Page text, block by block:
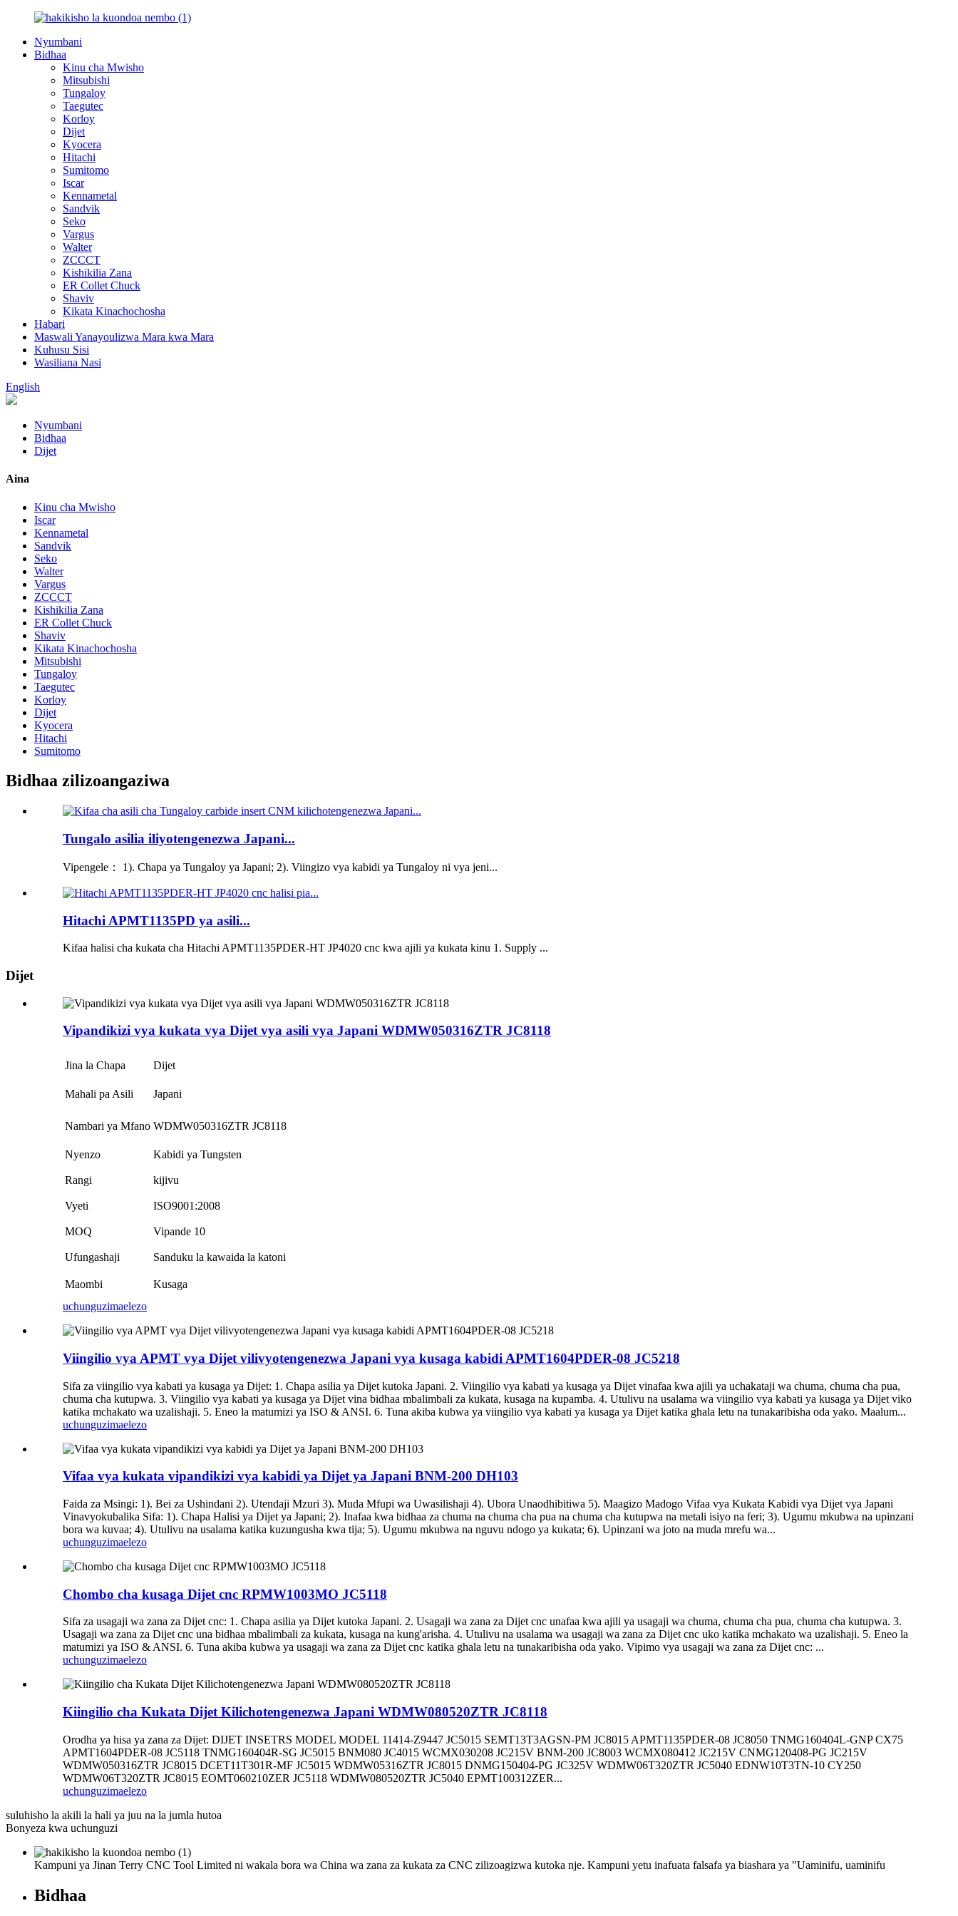
Nyumbani
Bidhaa
Kinu cha Mwisho
Mitsubishi
Tungaloy
Taegutec
Korloy
Dijet
Kyocera
Hitachi
Sumitomo
Iscar
Kennametal
Sandvik
Seko
Vargus
Walter
ZCCCT
Kishikilia Zana
ER Collet Chuck
Shaviv
Kikata Kinachochosha
Habari
Maswali Yanayoulizwa Mara kwa Mara
Kuhusu Sisi
Wasiliana Nasi
English
Nyumbani
Bidhaa
Dijet
Aina
Kinu cha Mwisho
Iscar
Kennametal
Sandvik
Seko
Walter
Vargus
ZCCCT
Kishikilia Zana
ER Collet Chuck
Shaviv
Kikata Kinachochosha
Mitsubishi
Tungaloy
Taegutec
Korloy
Dijet
Kyocera
Hitachi
Sumitomo
Bidhaa zilizoangaziwa
Tungalo asilia iliyotengenezwa Japani...
Vipengele： 1). Chapa ya Tungaloy ya Japani; 2). Viingizo vya kabidi ya Tungaloy ni vya jeni...
Hitachi APMT1135PD ya asili...
Kifaa halisi cha kukata cha Hitachi APMT1135PDER-HT JP4020 cnc kwa ajili ya kukata kinu 1. Supply ...
Dijet
Vipandikizi vya kukata vya Dijet vya asili vya Japani WDMW050316ZTR JC8118
Jina la Chapa Dijet
Mahali pa Asili Japani
Nambari ya Mfano WDMW050316ZTR JC8118
Nyenzo Kabidi ya Tungsten
Rangi kijivu
Vyeti ISO9001:2008
MOQ Vipande 10
Ufungashaji Sanduku la kawaida la katoni
Maombi
Kusaga
uchunguzimaelezo
Viingilio vya APMT vya Dijet vilivyotengenezwa Japani vya kusaga kabidi APMT1604PDER-08 JC5218
Sifa za viingilio vya kabati ya kusaga ya Dijet: 1. Chapa asilia ya Dijet kutoka Japani. 2. Viingilio vya kabati ya kusaga ya Dijet vinafaa kwa ajili ya uchakataji wa chuma, chuma cha pua,
chuma cha kutupwa. 3. Viingilio vya kabati ya kusaga ya Dijet vina bidhaa mbalimbali za kukata, kusaga na kupamba. 4. Utulivu na usalama wa viingilio vya kabati ya kusaga ya Dijet viko
katika mchakato wa uzalishaji. 5. Eneo la matumizi ya ISO & ANSI. 6. Tuna akiba kubwa ya viingilio vya kabati ya kusaga ya Dijet katika ghala letu na tunakaribisha oda yako. Maalum...
uchunguzimaelezo
Vifaa vya kukata vipandikizi vya kabidi ya Dijet ya Japani BNM-200 DH103
Faida za Msingi: 1). Bei za Ushindani 2). Utendaji Mzuri 3). Muda Mfupi wa Uwasilishaji 4). Ubora Unaodhibitiwa 5). Maagizo Madogo Vifaa vya Kukata Kabidi vya Dijet vya Japani
Vinavyokubalika Sifa: 1). Chapa Halisi ya Dijet ya Japani; 2). Inafaa kwa bidhaa za chuma na chuma cha pua na chuma cha kutupwa na metali isiyo na feri; 3). Ugumu mkubwa na upinzani
bora wa kuvaa; 4). Utulivu na usalama katika kuzungusha kwa tija; 5). Ugumu mkubwa na nguvu ndogo ya kukata; 6). Upinzani wa joto na muda mrefu wa...
uchunguzimaelezo
Chombo cha kusaga Dijet cnc RPMW1003MO JC5118
Sifa za usagaji wa zana za Dijet cnc: 1. Chapa asilia ya Dijet kutoka Japani. 2. Usagaji wa zana za Dijet cnc unafaa kwa ajili ya usagaji wa chuma, chuma cha pua, chuma cha kutupwa. 3.
Usagaji wa zana za Dijet cnc una bidhaa mbalimbali za kukata, kusaga na kung'arisha. 4. Utulivu na usalama wa usagaji wa zana za Dijet cnc uko katika mchakato wa uzalishaji. 5. Eneo la
matumizi ya ISO & ANSI. 6. Tuna akiba kubwa ya usagaji wa zana za Dijet cnc katika ghala letu na tunakaribisha oda yako. Vipimo vya usagaji wa zana za Dijet cnc: ...
uchunguzimaelezo
Kiingilio cha Kukata Dijet Kilichotengenezwa Japani WDMW080520ZTR JC8118
Orodha ya hisa ya zana za Dijet: DIJET INSETRS MODEL MODEL 11414-Z9447 JC5015 SEMT13T3AGSN-PM JC8015 APMT1135PDER-08 JC8050 TNMG160404L-GNP CX75
APMT1604PDER-08 JC5118 TNMG160404R-SG JC5015 BNM080 JC4015 WCMX030208 JC215V BNM-200 JC8003 WCMX080412 JC215V CNMG120408-PG JC215V
WDMW050316ZTR JC8015 DCET11T301R-MF JC5015 WDMW05316ZTR JC8015 DNMG150404-PG JC325V WDMW06T320ZTR JC5040 EDNW10T3TN-10 CY250
WDMW06T320ZTR JC8015 EOMT060210ZER JC5118 WDMW080520ZTR JC5040 EPMT100312ZER...
uchunguzimaelezo
suluhisho la akili la hali ya juu na la jumla hutoa
Bonyeza kwa uchunguzi
Kampuni ya Jinan Terry CNC Tool Limited ni wakala bora wa China wa zana za kukata za CNC zilizoagizwa kutoka nje. Kampuni yetu inafuata falsafa ya biashara ya "Uaminifu, uaminifu
Bidhaa